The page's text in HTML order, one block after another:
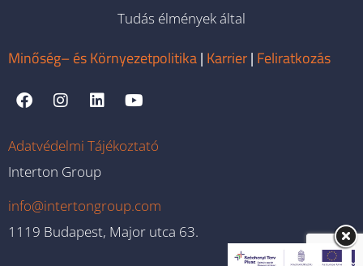
Tudás élmények által
Minőség– és Környezetpolitika| Karrier| Feliratkozás
Adatvédelmi Tájékoztató
Interton Group
info@intertongroup.com
1119 Budapest, Major utca 63.